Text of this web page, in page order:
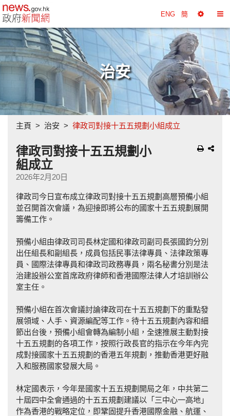
政府新聞網主頁 ENG 簡
擇
換
目
錄
治安
主頁 治安 律政司對接十五五規劃小組成立
律政司對接十五五規劃小
組成立
2026年2月20日
律政司今日宣布成立律政司對接十五五規劃高層預備小組
並召開首次會議，為迎接即將公布的國家十五五規劃展開
籌備工作。
預備小組由律政司司長林定國和律政司副司長張國鈞分別
出任組長和副組長，成員包括民事法律專員、法律政策專
員、國際法律專員和律政司政務專員，兩名秘書分別是法
治建設辦公室首席政府律師和香港國際法律人才培訓辦公
室主任。
預備小組在首次會議討論律政司在十五五規劃下的重點發
展領域、人手、資源編配等工作。待十五五規劃內容和細
節出台後，預備小組會轉為編制小組，全速推展主動對接
十五五規劃的各項工作，按照行政長官的指示在今年內完
成對接國家十五五規劃的香港五年規劃，推動香港更好融
入和服務國家發展大局。
林定國表示，今年是國家十五五規劃開局之年，中共第二
十屆四中全會通過的十五五規劃建議以「三中心一高地」
作為香港的戰略定位，即鞏固提升香港國際金融、航運、